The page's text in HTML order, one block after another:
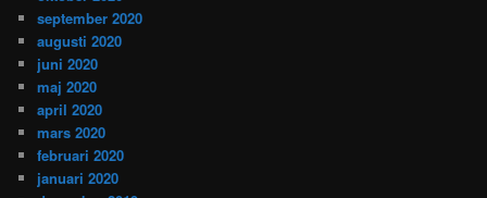
september 2020
augusti 2020
juni 2020
maj 2020
april 2020
mars 2020
februari 2020
januari 2020